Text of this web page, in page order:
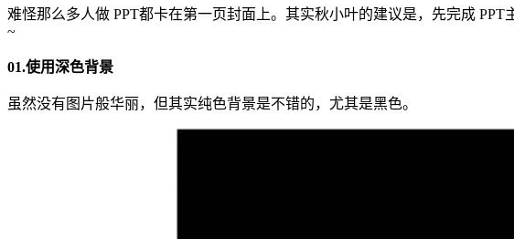
难怪那么多人做 PPT都卡在第一页封面上。其实秋小叶的建议是，先完成
~
01.使用深色背景
虽然没有图片般华丽，但其实纯色背景是不错的，尤其是黑色。